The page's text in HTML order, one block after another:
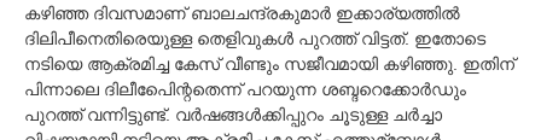
കഴിഞ്ഞ ദിവസമാണ് ബാലചന്ദ്രകുമാര്‍ ഇക്കാര്യത്തില്‍
ദിലിപീനെതിരെയുള്ള തെളിവുകള്‍ പുറത്ത് വിട്ടത്. ഇതോടെ
നടിയെ ആക്രമിച്ച കേസ് വീണ്ടും സജീവമായി കഴിഞ്ഞു. ഇതിന്
പിന്നാലെ ദിലീപിേെന്റതെന്ന് പറയുന്ന ശബ്ദറെക്കോര്‍ഡും
പുറത്ത് വന്നിട്ടുണ്ട്. വര്‍ഷങ്ങള്‍ക്കിപ്പുറം ചൂടുള്ള ചര്‍ച്ചാ